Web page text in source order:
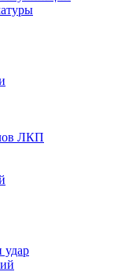
ЛКП
удар